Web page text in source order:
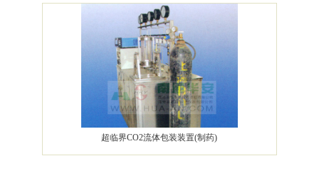
超临界CO2流体包装装置(制药)